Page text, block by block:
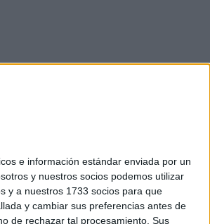
e información estándar enviada por un
y nuestros socios podemos utilizar
y a nuestros 1733 socios para que
y cambiar sus preferencias antes de
de rechazar tal procesamiento. Sus